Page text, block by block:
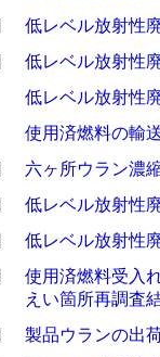
低レベル放射性
低レベル放射性
低レベル放射性
使用済燃料の輸
六ヶ所ウラン濃
低レベル放射性
低レベル放射性
使用済燃料受入
えい箇所再調査
製品ウランの出